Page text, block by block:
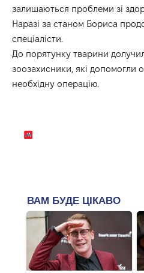
залишаються проблеми зі
Наразі за станом Бориса
спеціалісти.
До порятунку тварини
зоозахисники, які допомогли
необхідну операцію.